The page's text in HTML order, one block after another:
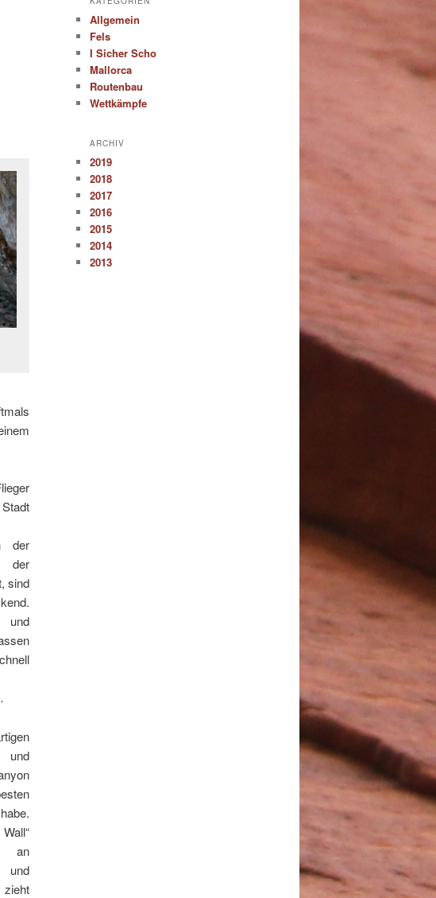
der
der
sind
und
an
Allgemein
Fels
I Sicher Scho
Mallorca
Routenbau
Wettkämpfe
ARCHIV
2019
2018
2017
2016
2015
2014
2013